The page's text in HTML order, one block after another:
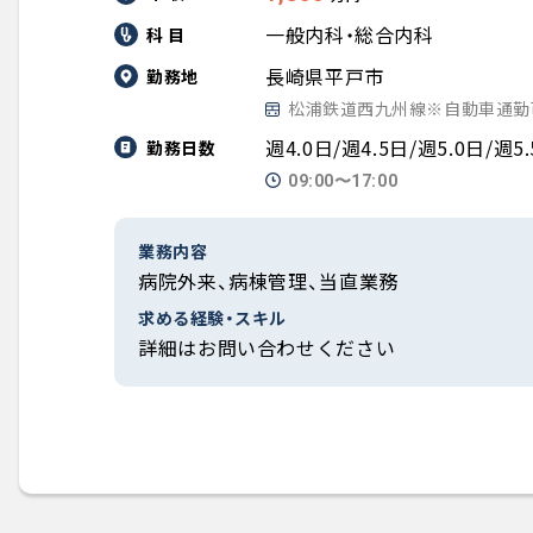
科 目
一般内科・総合内科
勤務地 長崎県平戸市
松浦鉄道西九州線※自動車通勤
勤務日数
週4.0日/週4.5日/週5.0日/週
09:00〜17:00
業務内容
病院外来、病棟管理、当直業務
求める経験・スキル
詳細はお問い合わせください